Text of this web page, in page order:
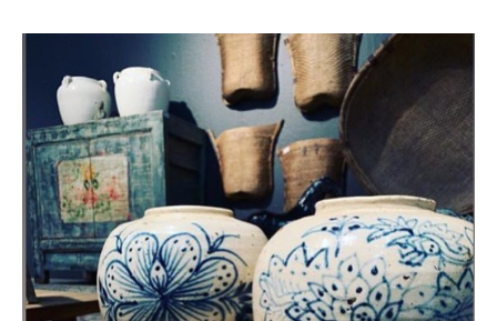
Glemt ditt passord? Glemt ditt brukernavn?